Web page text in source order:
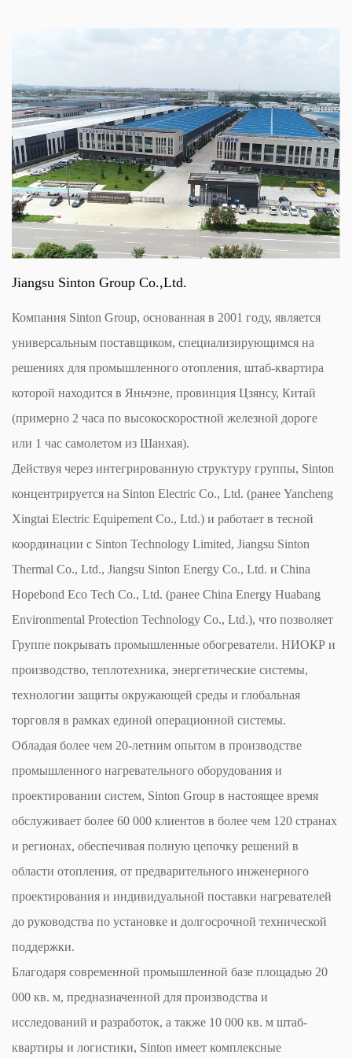
Jiangsu Sinton Group Co.,Ltd.
Компания Sinton Group, основанная в 2001 году, является
универсальным поставщиком, специализирующимся на
решениях для промышленного отопления, штаб-квартира
которой находится в Яньчэне, провинция Цзянсу, Китай
(примерно 2 часа по высокоскоростной железной дороге
или 1 час самолетом из Шанхая).
Действуя через интегрированную структуру группы, Sinton
концентрируется на Sinton Electric Co., Ltd. (ранее Yancheng
Xingtai Electric Equipement Co., Ltd.) и работает в тесной
координации с Sinton Technology Limited, Jiangsu Sinton
Thermal Co., Ltd., Jiangsu Sinton Energy Co., Ltd. и China
Hopebond Eco Tech Co., Ltd. (ранее China Energy Huabang
Environmental Protection Technology Co., Ltd.), что позволяет
Группе покрывать промышленные обогреватели. НИОКР и
производство, теплотехника, энергетические системы,
технологии защиты окружающей среды и глобальная
торговля в рамках единой операционной системы.
Обладая более чем 20-летним опытом в производстве
промышленного нагревательного оборудования и
проектировании систем, Sinton Group в настоящее время
обслуживает более 60 000 клиентов в более чем 120 странах
и регионах, обеспечивая полную цепочку решений в
области отопления, от предварительного инженерного
проектирования и индивидуальной поставки нагревателей
до руководства по установке и долгосрочной технической
поддержки.
Благодаря современной промышленной базе площадью 20
000 кв. м, предназначенной для производства и
исследований и разработок, а также 10 000 кв. м штаб-
квартиры и логистики, Sinton имеет комплексные